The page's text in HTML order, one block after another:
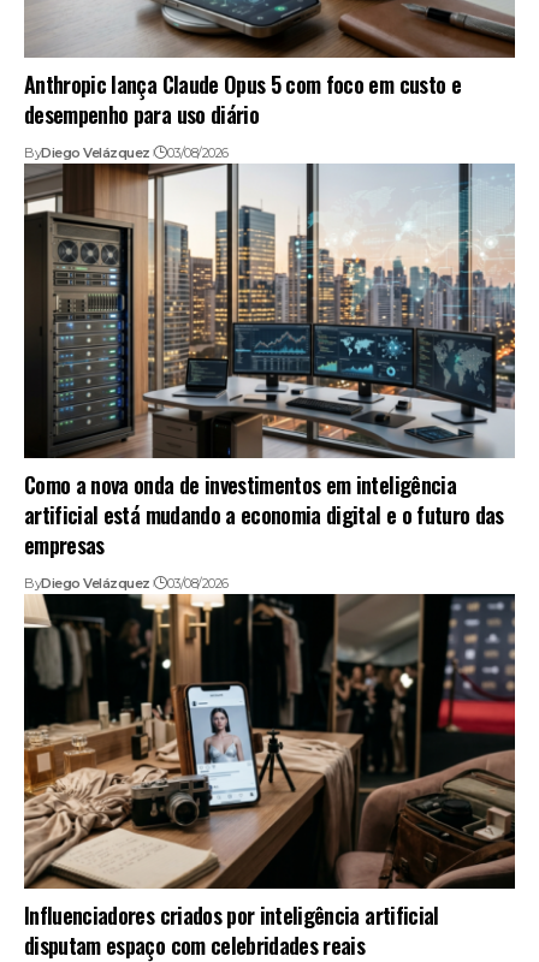
Anthropic lança Claude Opus 5 com foco em custo e
desempenho para uso diário
ByDiego Velázquez 03/08/2026
Como a nova onda de investimentos em inteligência
artificial está mudando a economia digital e o futuro das
empresas
ByDiego Velázquez 03/08/2026
Influenciadores criados por inteligência artificial
disputam espaço com celebridades reais